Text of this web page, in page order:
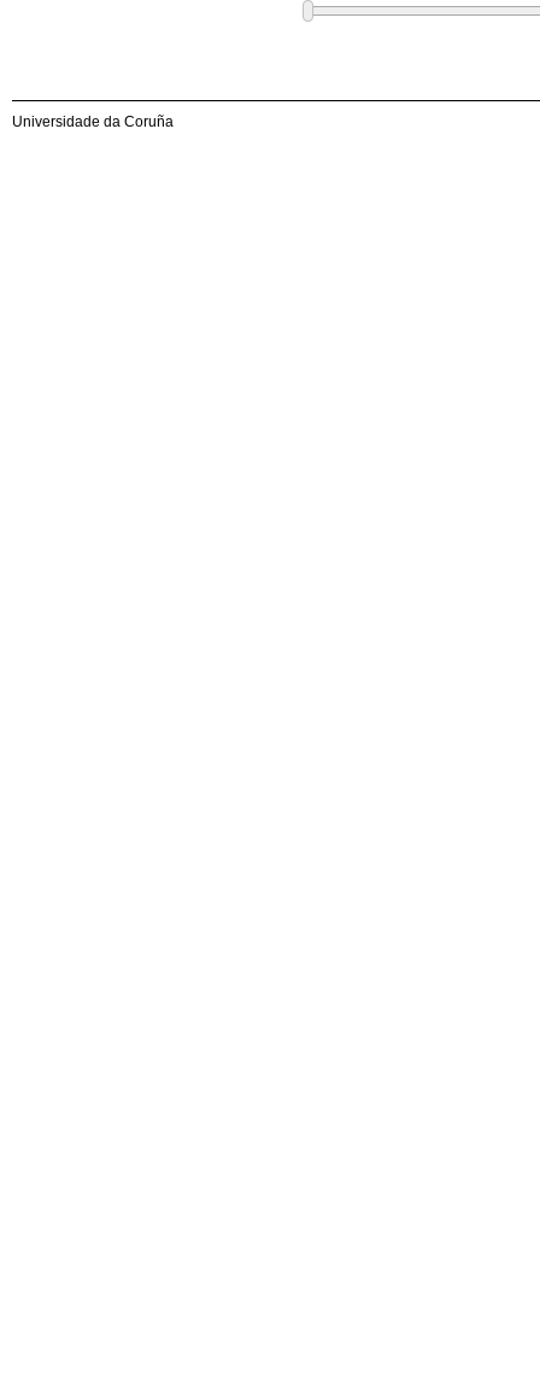
Universidade da Coruña